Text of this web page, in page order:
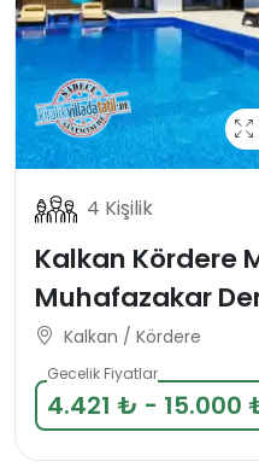
4 Kişilik
Kalkan Kördere
Muhafazakar
Villası
Kalkan / Kördere
Gecelik Fiyatlar
4.421 ₺ - 15.000